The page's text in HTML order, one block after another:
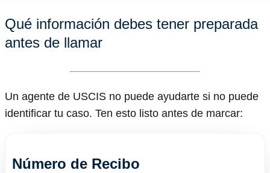
Qué información debes tener preparada
antes de llamar
Un agente de USCIS no puede ayudarte si no puede
identificar tu caso. Ten esto listo antes de marcar:
Número de Recibo